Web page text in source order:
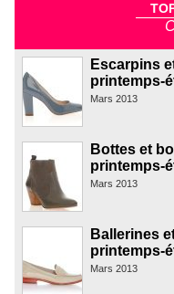
Escarpins
printemps-
Mars 2013
Bottes et
printemps-
Mars 2013
Ballerines
printemps-
Mars 2013